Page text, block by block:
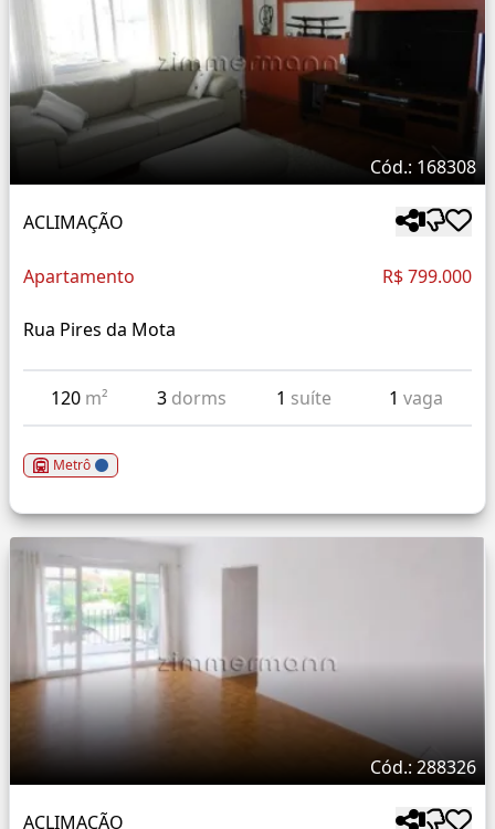
Cód.: 168308
ACLIMAÇÃO
Apartamento R$ 799.000
Rua Pires da Mota
120 m² 3 dorms 1 suíte 1 vaga
Metrô
Cód.: 288326
ACLIMAÇÃO